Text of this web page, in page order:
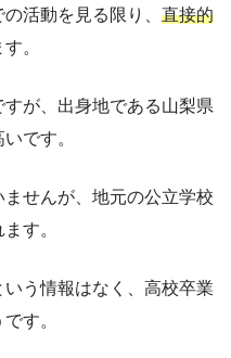
活動を見る限り、 直接的
。
が、出身地である山梨県
です。
せんが、地元の公立学校
す。
う情報はなく、高校卒業
す。